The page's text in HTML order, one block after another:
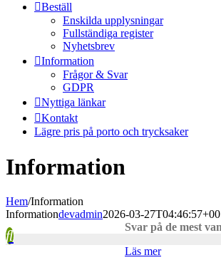
Beställ
Enskilda upplysningar
Fullständiga register
Nyhetsbrev
Information
Frågor & Svar
GDPR
Nyttiga länkar
Kontakt
Lägre pris på porto och trycksaker
Information
Hem/Information
Informationdevadmin2026-03-
Svar på de mest
Läs mer